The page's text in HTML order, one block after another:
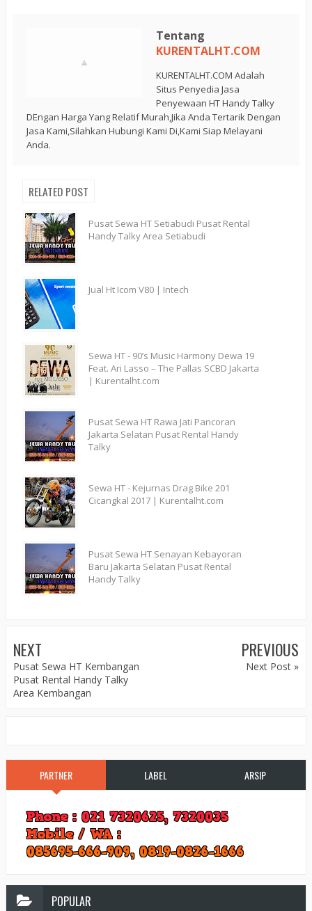
Tentang
KURENTALHT.COM
KURENTALHT.COM Adalah
Situs Penyedia Jasa
Penyewaan HT Handy Talky
DEngan Harga Yang Relatif Murah,Jika Anda Tertarik Dengan
Jasa Kami,Silahkan Hubungi Kami Di,Kami Siap Melayani
Anda.
RELATED POST
Pusat Sewa HT Setiabudi Pusat Rental
Handy Talky Area Setiabudi
Jual Ht Icom V80 | Intech
Sewa HT - 90’s Music Harmony Dewa 19
Feat. Ari Lasso – The Pallas SCBD Jakarta
| Kurentalht.com
Pusat Sewa HT Rawa Jati Pancoran
Jakarta Selatan Pusat Rental Handy
Talky
Sewa HT - Kejurnas Drag Bike 201
Cicangkal 2017 | Kurentalht.com
Pusat Sewa HT Senayan Kebayoran
Baru Jakarta Selatan Pusat Rental
Handy Talky
NEXT
Pusat Sewa HT Kembangan
Pusat Rental Handy Talky
Area Kembangan
PREVIOUS
Next Post »
PARTNER LABEL ARSIP
POPULAR